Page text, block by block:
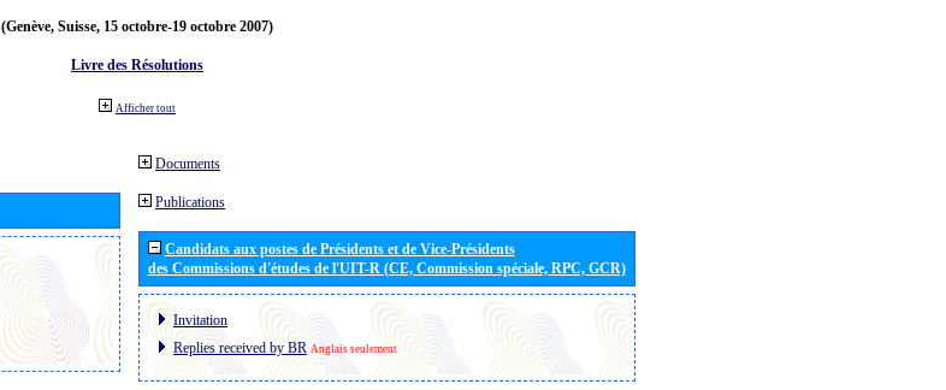
(Genève, Suisse, 15 octobre-19 octobre 2007)
Livre des Résolutions
Afficher tout
Documents
Publications
Candidats aux postes de Présidents et de Vice-Présidents
des Commissions d'études de l'UIT-R (CE, Commission spéciale, RPC, GCR)
Invitation
Replies received by BR Anglais seulement